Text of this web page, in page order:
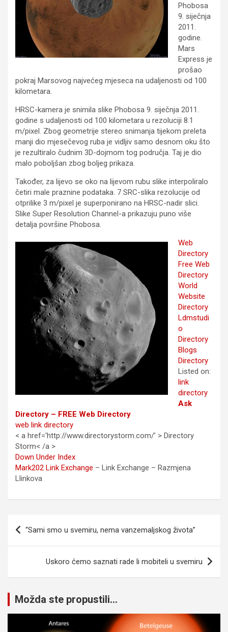
Phobosa
9. siječnja
2011.
godine.
Mars
Express je
prošao
pokraj Marsovog najvećeg mjeseca na udaljenosti od 100
kilometara.
HRSC-kamera je snimila slike Phobosa 9. siječnja 2011.
godine s udaljenosti od 100 kilometara u rezoluciji 8.1
m/pixel. Zbog geometrije stereo snimanja tijekom preleta
manji dio mjesečevog ruba je vidljiv samo desnom oku što
je rezultiralo čudnim 3D-dojmom tog područja. Taj je dio
malo poboljšan zbog boljeg prikaza.
Također, za lijevo se oko na lijevom rubu slike interpoliralo
četiri male praznine podataka. 7 SRC-slika rezolucije od
otprilike 3 m/pixel je superponirano na HRSC-nadir slici.
Slike Super Resolution Channel-a prikazuju puno više
detalja površine Phobosa.
Web
Directory
Free Web
Directory
World
Website
Directory
Ldmstudi
o
Directory
Blogs
Directory
Listed on:
link
directory
Ask
Directory – FREE Web Directory
web link directory
< a href='http://www.directorystorm.com/’ > Directory
Storm< /a >
Down Under Index
Mark202 Link Exchange – Link Exchange – Razmjena
Llinkova
Navigacija
članaka
“Sami smo u svemiru, nema vanzemaljskog života”
Uskoro ćemo saznati rade li mobiteli u svemiru
Možda ste propustili...